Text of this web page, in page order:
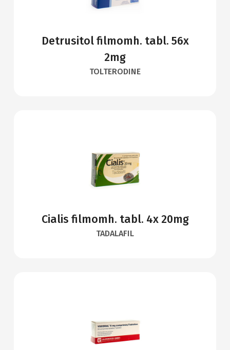
Detrusitol filmomh. tabl. 56x
2mg
TOLTERODINE
Cialis filmomh. tabl. 4x 20mg
TADALAFIL